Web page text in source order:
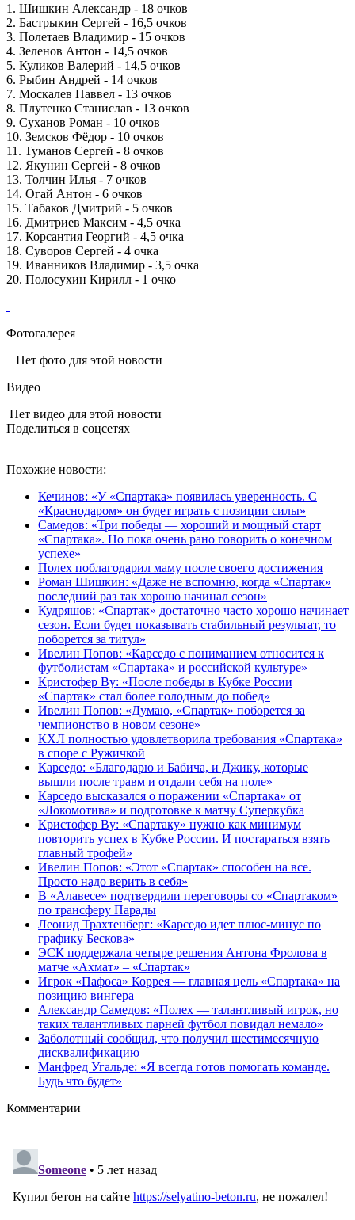
1. Шишкин Александр - 18 очков
2. Бастрыкин Сергей - 16,5 очков
3. Полетаев Владимир - 15 очков
4. Зеленов Антон - 14,5 очков
5. Куликов Валерий - 14,5 очков
6. Рыбин Андрей - 14 очков
7. Москалев Паввел - 13 очков
8. Плутенко Станислав - 13 очков
9. Суханов Роман - 10 очков
10. Земсков Фёдор - 10 очков
11. Туманов Сергей - 8 очков
12. Якунин Сергей - 8 очков
13. Толчин Илья - 7 очков
14. Огай Антон - 6 очков
15. Табаков Дмитрий - 5 очков
16. Дмитриев Максим - 4,5 очка
17. Корсантия Георгий - 4,5 очка
18. Суворов Сергей - 4 очка
19. Иванников Владимир - 3,5 очка
20. Полосухин Кирилл - 1 очко
Фотогалерея
Нет фото для этой новости
Видео
Нет видео для этой новости
Поделиться в соцсетях
Похожие новости:
Кечинов: «У «Спартака» появилась уверенность. С
«Краснодаром» он будет играть с позиции силы»
Самедов: «Три победы — хороший и мощный старт
«Спартака». Но пока очень рано говорить о конечном
успехе»
Полех поблагодарил маму после своего достижения
Роман Шишкин: «Даже не вспомню, когда «Спартак»
последний раз так хорошо начинал сезон»
Кудряшов: «Спартак» достаточно часто хорошо начинает
сезон. Если будет показывать стабильный результат, то
поборется за титул»
Ивелин Попов: «Карседо с пониманием относится к
футболистам «Спартака» и российской культуре»
Кристофер Ву: «После победы в Кубке России
«Спартак» стал более голодным до побед»
Ивелин Попов: «Думаю, «Спартак» поборется за
чемпионство в новом сезоне»
КХЛ полностью удовлетворила требования «Спартака»
в споре с Ружичкой
Карседо: «Благодарю и Бабича, и Джику, которые
вышли после травм и отдали себя на поле»
Карседо высказался о поражении «Спартака» от
«Локомотива» и подготовке к матчу Суперкубка
Кристофер Ву: «Спартаку» нужно как минимум
повторить успех в Кубке России. И постараться взять
главный трофей»
Ивелин Попов: «Этот «Спартак» способен на все.
Просто надо верить в себя»
В «Алавесе» подтвердили переговоры со «Спартаком»
по трансферу Парады
Леонид Трахтенберг: «Карседо идет плюс-минус по
графику Бескова»
ЭСК поддержала четыре решения Антона Фролова в
матче «Ахмат» – «Спартак»
Игрок «Пафоса» Коррея — главная цель «Спартака» на
позицию вингера
Александр Самедов: «Полех — талантливый игрок, но
таких талантливых парней футбол повидал немало»
Заболотный сообщил, что получил шестимесячную
дисквалификацию
Манфред Угальде: «Я всегда готов помогать команде.
Будь что будет»
Комментарии